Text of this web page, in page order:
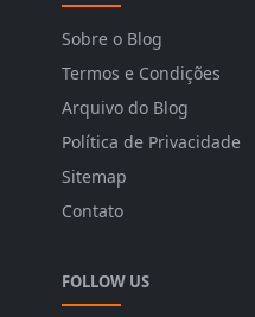
Sobre o Blog
Termos e Condições
Arquivo do Blog
Política de Privacidade
Sitemap
Contato
FOLLOW US